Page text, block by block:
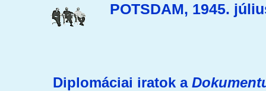
POTSDAM, 1945.
Diplomáciai iratok a